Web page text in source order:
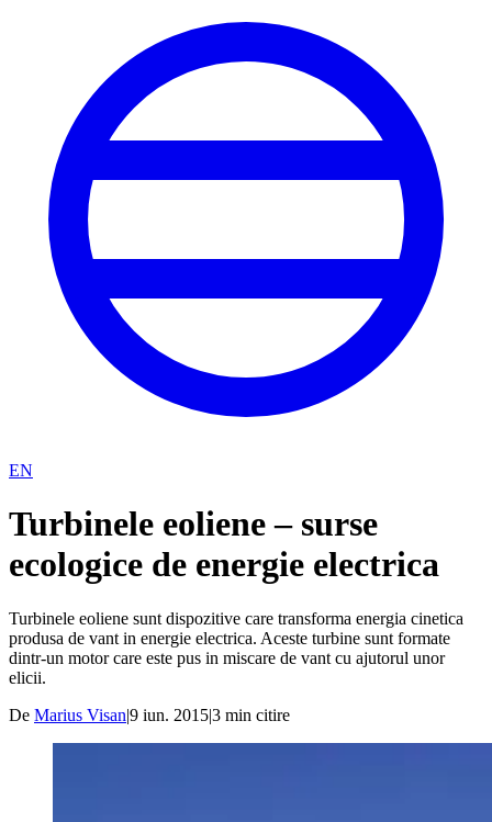
EN
Turbinele eoliene – surse
ecologice de energie electrica
Turbinele eoliene sunt dispozitive care transforma energia cinetica
produsa de vant in energie electrica. Aceste turbine sunt formate
dintr-un motor care este pus in miscare de vant cu ajutorul unor
elicii.
De Marius Visan|9 iun. 2015|3 min citire